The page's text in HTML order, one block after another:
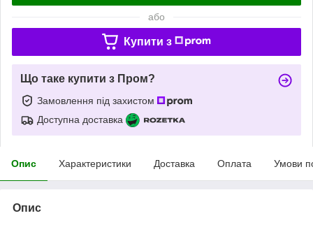
або
Купити з
Що таке купити з Пром?
Замовлення під захистом
Доступна доставка
Опис Характеристики Доставка Оплата Умови
Опис